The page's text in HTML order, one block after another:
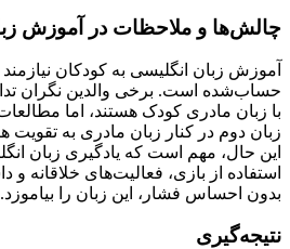
چالش‌ها و ملاحظات در آموزش
آموزش زبان انگلیسی به کودکان
حساب‌شده است. برخی والدین نگران
با زبان مادری کودک هستند، اما
زبان دوم در کنار زبان مادری به تقویت
این حال، مهم است که یادگیری زبان
استفاده از بازی، فعالیت‌های خلاقانه و
بدون احساس فشار، این زبان را بیاموزد.
نتیجه‌گیری